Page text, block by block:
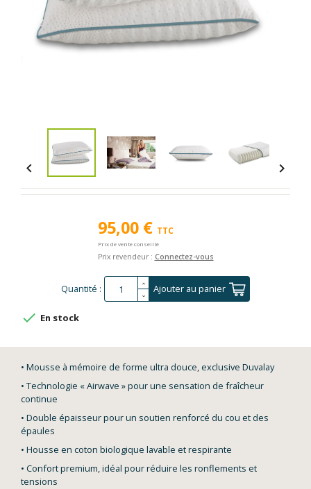
 
95,00 € TTC
Prix de vente conseillé
Prix revendeur : Connectez-vous
Quantité : Ajouter au panier
 En stock
• Mousse à mémoire de forme ultra douce, exclusive Duvalay
• Technologie « Airwave » pour une sensation de fraîcheur
continue
• Double épaisseur pour un soutien renforcé du cou et des
épaules
• Housse en coton biologique lavable et respirante
• Confort premium, idéal pour réduire les ronflements et
tensions